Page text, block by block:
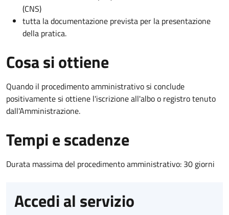
(CNS)
tutta la documentazione prevista per la presentazione
della pratica.
Cosa si ottiene
Quando il procedimento amministrativo si conclude
positivamente si ottiene l'iscrizione all'albo o registro tenuto
dall'Amministrazione.
Tempi e scadenze
Durata massima del procedimento amministrativo: 30 giorni
Accedi al servizio